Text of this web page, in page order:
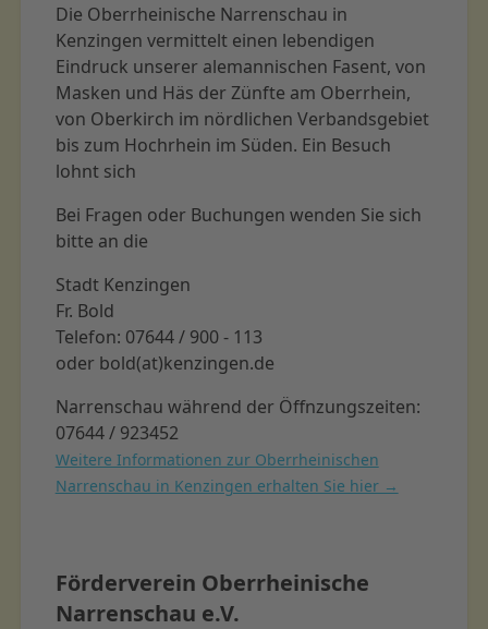
Die Oberrheinische Narrenschau in
Kenzingen vermittelt einen lebendigen
Eindruck unserer alemannischen Fasent, von
Masken und Häs der Zünfte am Oberrhein,
von Oberkirch im nördlichen Verbandsgebiet
bis zum Hochrhein im Süden. Ein Besuch
lohnt sich
Bei Fragen oder Buchungen wenden Sie sich
bitte an die
Stadt Kenzingen
Fr. Bold
Telefon: 07644 / 900 - 113
oder bold(at)kenzingen.de
Narrenschau während der Öffnzungszeiten:
07644 / 923452
Weitere Informationen zur Oberrheinischen
Narrenschau in Kenzingen erhalten Sie hier →
Förderverein Oberrheinische
Narrenschau e.V.